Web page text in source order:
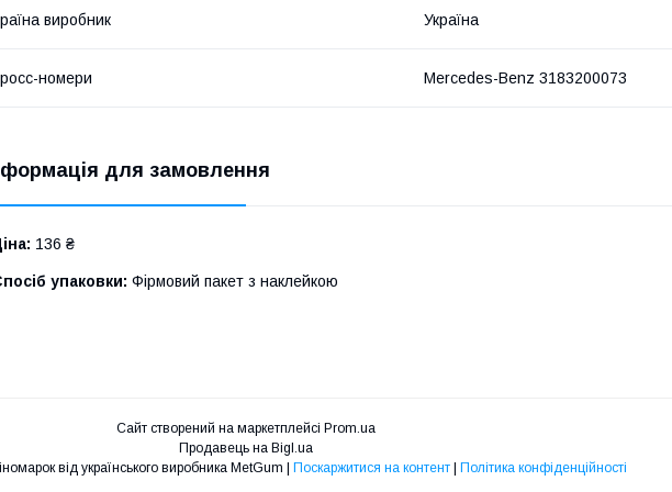
виробник Україна
номери Mercedes-Benz 3183200073
для замовлення
136 ₴
упаковки: Фірмовий пакет з наклейкою
Сайт створений на маркетплейсі Prom.ua
Продавець на Bigl.ua
Автозапчастини для іномарок від українського виробника MetGum | Поскаржитися на контент | Політика конфіденційності